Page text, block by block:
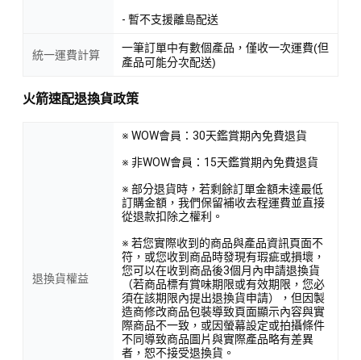
- 暫不支援離島配送
統一運費計算
一筆訂單中有數個產品，僅收一次運費(但
產品可能分次配送)
火箭速配退換貨政策
退換貨權益
※ WOW會員：30天鑑賞期內免費退貨
※ 非WOW會員：15天鑑賞期內免費退貨
※ 部分退貨時，若剩餘訂單金額未達最低
訂購金額，我們保留補收去程運費並直接
從退款扣除之權利。
※ 若您實際收到的商品與產品資訊頁面不
符，或您收到商品時發現有瑕疵或損壞，
您可以在收到商品後3個月內申請退換貨
（若商品標有賞味期限或有效期限，您必
須在該期限內提出退換貨申請），但因製
造商修改商品包裝導致頁面顯示內容與實
際商品不一致，或因螢幕設定或拍攝條件
不同導致商品圖片與實際產品略有差異
者，恕不接受退換貨。